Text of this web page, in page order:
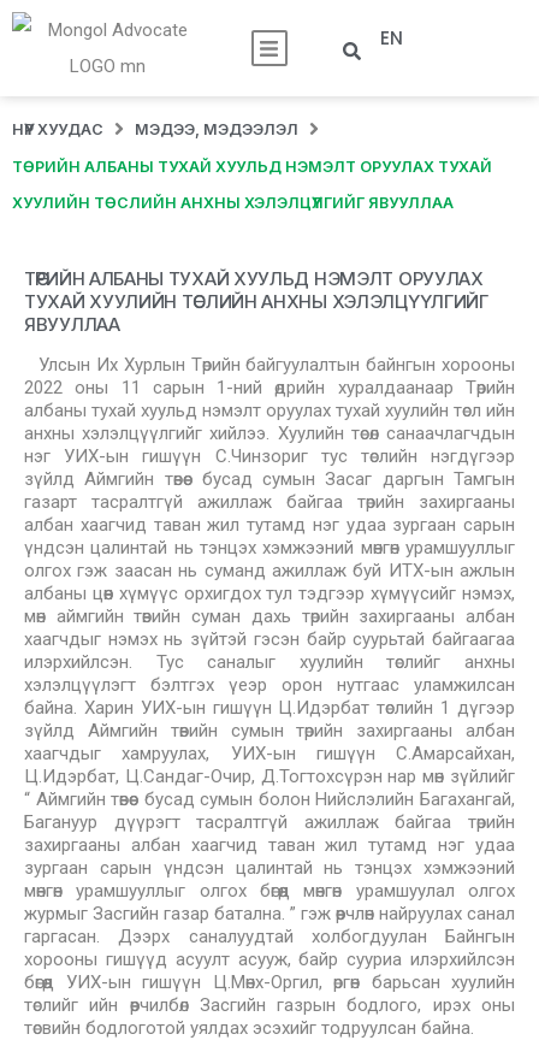
EN
НҮҮР ХУУДАС МЭДЭЭ, МЭДЭЭЛЭЛ
ТӨРИЙН АЛБАНЫ ТУХАЙ ХУУЛЬД НЭМЭЛТ ОРУУЛАХ ТУХАЙ
ХУУЛИЙН ТӨСЛИЙН АНХНЫ ХЭЛЭЛЦҮҮЛГИЙГ ЯВУУЛЛАА
ТӨРИЙН АЛБАНЫ ТУХАЙ ХУУЛЬД НЭМЭЛТ ОРУУЛАХ
ТУХАЙ ХУУЛИЙН ТӨСЛИЙН АНХНЫ ХЭЛЭЛЦҮҮЛГИЙГ
ЯВУУЛЛАА
Улсын Их Хурлын Төрийн байгуулалтын байнгын хорооны
2022 оны 11 сарын 1-ний өдрийн хуралдаанаар Төрийн
албаны тухай хуульд нэмэлт оруулах тухай хуулийн төсл ийн
анхны хэлэлцүүлгийг хийлээ. Хуулийн төсөл санаачлагчдын
нэг УИХ-ын гишүүн С.Чинзориг тус төслийн нэгдүгээр
зүйлд Аймгийн төвөөс бусад сумын Засаг даргын Тамгын
газарт тасралтгүй ажиллаж байгаа төрийн захиргааны
албан хаагчид таван жил тутамд нэг удаа зургаан сарын
үндсэн цалинтай нь тэнцэх хэмжээний мөнгөн урамшууллыг
олгох гэж заасан нь суманд ажиллаж буй ИТХ-ын ажлын
албаны цөөн хүмүүс орхигдох тул тэдгээр хүмүүсийг нэмэх,
мөн аймгийн төвийн суман дахь төрийн захиргааны албан
хаагчдыг нэмэх нь зүйтэй гэсэн байр суурьтай байгаагаа
илэрхийлсэн. Тус саналыг хуулийн төслийг анхны
хэлэлцүүлэгт бэлтгэх үеэр орон нутгаас уламжилсан
байна. Харин УИХ-ын гишүүн Ц.Идэрбат төслийн 1 дүгээр
зүйлд Аймгийн төвийн сумын төрийн захиргааны албан
хаагчдыг хамруулах, УИХ-ын гишүүн С.Амарсайхан,
Ц.Идэрбат, Ц.Сандаг-Очир, Д.Тогтохсүрэн нар мөн зүйлийг
“ Аймгийн төвөөс бусад сумын болон Нийслэлийн Багахангай,
Багануур дүүрэгт тасралтгүй ажиллаж байгаа төрийн
захиргааны албан хаагчид таван жил тутамд нэг удаа
зургаан сарын үндсэн цалинтай нь тэнцэх хэмжээний
мөнгөн урамшууллыг олгох бөгөөд мөнгөн урамшуулал олгох
журмыг Засгийн газар батална. ” гэж өөрчлөн найруулах санал
гаргасан. Дээрх саналуудтай холбогдуулан Байнгын
хорооны гишүүд асуулт асууж, байр сууриа илэрхийлсэн
бөгөөд УИХ-ын гишүүн Ц.Мөнх-Оргил, өргөн барьсан хуулийн
төслийг ийн өөрчилбөл Засгийн газрын бодлого, ирэх оны
төсвийн бодлоготой уялдах эсэхийг тодруулсан байна.